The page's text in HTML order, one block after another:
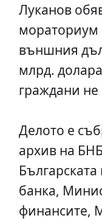
Луканов
мораториум
външния
млрд.
граждани не
Делото е
архив на
банка,
финансите,